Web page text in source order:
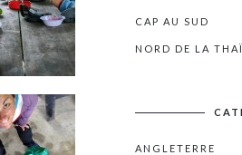
CAP AU SUD
NORD DE LA
ANGLETERRE